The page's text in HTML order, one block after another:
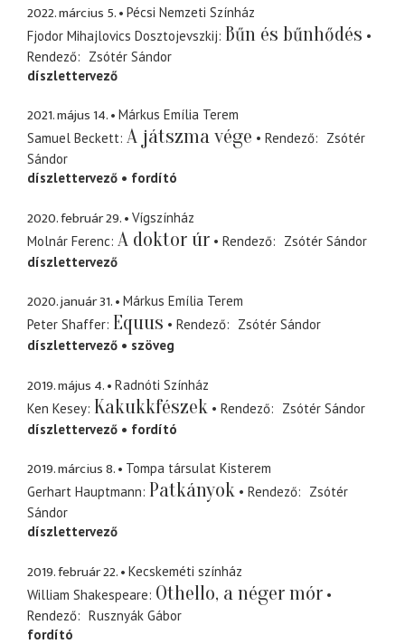
2022. március 5.
Pécsi Nemzeti Színház
Fjodor Mihajlovics Dosztojevszkij Bűn és bűnhődés
Rendező
Zsótér Sándor
díszlettervező
2021. május 14.
Márkus Emília Terem
Samuel Beckett A játszma vége Rendező
Zsótér
Sándor
díszlettervező
fordító
2020. február 29.
Vígszínház
Molnár Ferenc A doktor úr Rendező
Zsótér Sándor
díszlettervező
2020. január 31.
Márkus Emília Terem
Peter Shaffer Equus Rendező
Zsótér Sándor
díszlettervező
szöveg
2019. május 4.
Radnóti Színház
Ken Kesey Kakukkfészek Rendező
Zsótér Sándor
díszlettervező
fordító
2019. március 8.
Tompa társulat Kisterem
Gerhart Hauptmann Patkányok Rendező
Zsótér
Sándor
díszlettervező
2019. február 22.
Kecskeméti színház
William Shakespeare Othello, a néger mór
Rendező
Rusznyák Gábor
fordító